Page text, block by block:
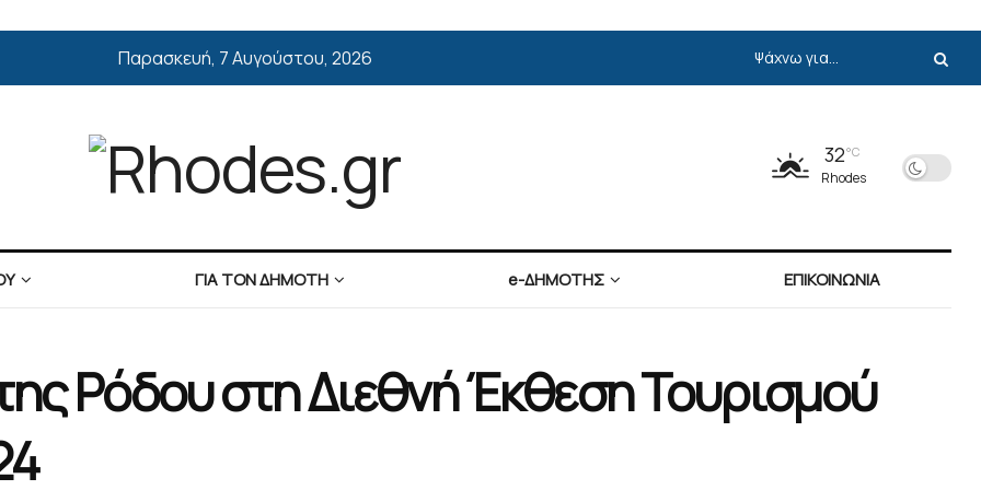
Παρασκευή, 7 Αυγούστου, 2026
32°C
Rhodes
ΓΙΑ ΤΟΝ ΔΗΜΟΤΗ e-ΔΗΜΟΤΗΣ ΕΠΙΚΟΙΝΩΝΙΑ
Ρόδου στη Διεθνή Έκθεση Τουρισμού